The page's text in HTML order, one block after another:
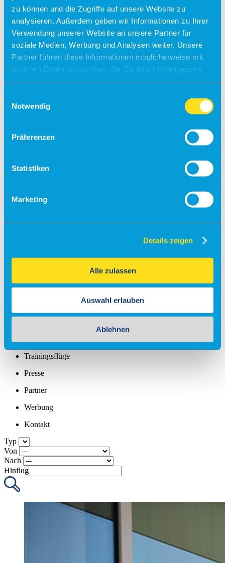
zu können und die Zugriffe auf unsere Website zu
analysieren. Außerdem geben wir Informationen zu Ihrer
Verwendung unserer Website an unsere Partner für
soziale Medien, Werbung und Analysen weiter. Unsere
Partner führen diese Informationen möglicherweise mit
weiteren Daten zusammen, die Sie ihnen bereitgestellt
Notwendig
Präferenzen
Statistiken
Marketing
Details zeigen
Alle zulassen
Auswahl erlauben
Ablehnen
Fallschirmsprung
Flugsimulator
Events
Kontakt & Anfrage
Unser Service
Partner
Veranstaltungsanfrage
Fly-Ins
Charter
Info
Stellenangebote
Trainingsflüge
Presse
Partner
Werbung
Kontakt
Typ
Von
Nach
Hinflug